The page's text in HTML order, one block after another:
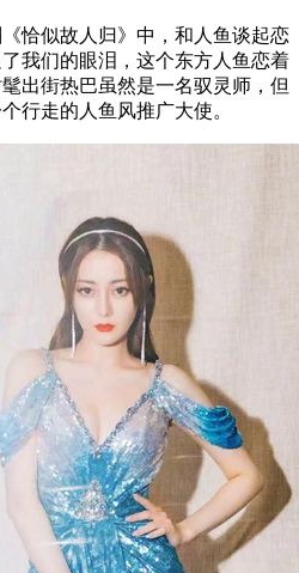
似故人归》中，和人鱼谈起恋
我们的眼泪，这个东方人鱼恋着
出街热巴虽然是一名驭灵师，但
行走的人鱼风推广大使。